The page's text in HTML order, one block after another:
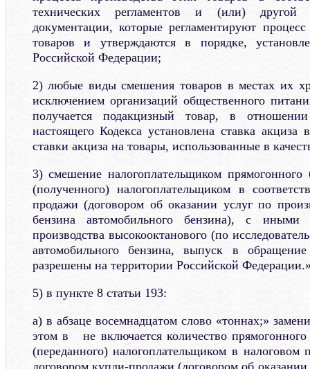
технических регламентов и (или) другой
документации, которые регламентируют
товаров и утверждаются в порядке,
Российской Федерации;
2) любые виды смешения товаров в местах их
исключением организаций общественного
получается подакцизный товар, в
настоящего Кодекса установлена ставка
ставки акциза на товары, использованные в
3) смешение налогоплательщиком прямогонного
(полученного) налогоплательщиком в
продажи (договором об оказании услуг по
бензина автомобильного бензина), с
производства высокооктанового (по
автомобильного бензина, выпуск в
разрешены на территории Российской
5) в пункте 8 статьи 193:
а) в абзаце восемнадцатом слово «тоннах;»
этом в не включается количество прямогонного
(переданного) налогоплательщиком в налоговом
договором купли-продажи (договором об оказании